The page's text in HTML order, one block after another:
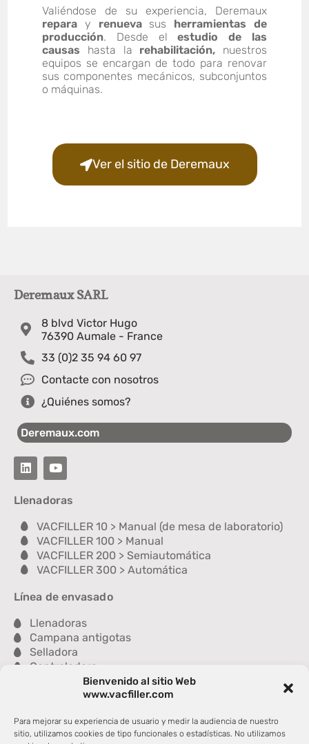
Bienvenido al sitio Web
www.vacfiller.com
Para mejorar su experiencia de usuario y medir la audiencia de nuestro
sitio, utilizamos cookies de tipo funcionales o estadísticas. No utilizamos
Valiéndose de su experiencia, Deremaux
repara y renuevasus herramientas de
producción. Desde elestudio de las
causas hasta la rehabilitación, nuestros
equipos se encargan de todo para renovar
sus componentes mecánicos, subconjuntos
o máquinas.
Ver el sitio de Deremaux
Deremaux SARL
8 blvd Victor Hugo
76390 Aumale - France
33 (0)2 35 94 60 97
Contacte con nosotros
¿Quiénes somos?
Deremaux.com
Llenadoras
VACFILLER 10 > Manual (de mesa de laboratorio)
VACFILLER 100 > Manual
VACFILLER 200 > Semiautomática
VACFILLER 300 > Automática
Línea de envasado
Llenadoras
Campana antigotas
Selladora
Controladora
Nuestros compañeros